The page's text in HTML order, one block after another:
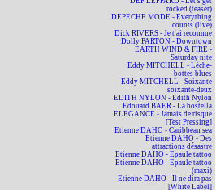
rocked (teaser)
DEPECHE MODE - Everything
counts (live)
Dick RIVERS - Je t'ai reconnue
Dolly PARTON - Downtown
EARTH WIND & FIRE -
Saturday nite
Eddy MITCHELL - Lèche-
bottes blues
Eddy MITCHELL - Soixante
soixante-deux
EDITH NYLON - Edith Nylon
Edouard BAER - La bostella
ELEGANCE - Jamais de risque
[Test Pressing]
Etienne DAHO - Caribbean sea
Etienne DAHO - Des
attractions désastre
Etienne DAHO - Epaule tattoo
Etienne DAHO - Epaule tattoo
(maxi)
Etienne DAHO - Il ne dira pas
[White Label]